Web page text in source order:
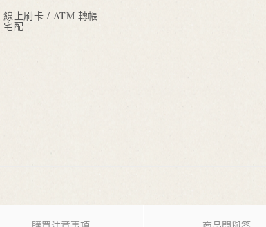
線上刷卡 / ATM 轉帳
宅配